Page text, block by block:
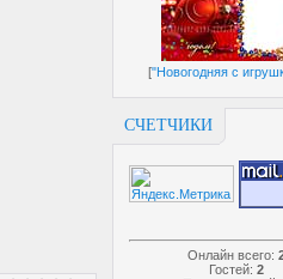
["Новогодняя с
СЧЕТЧИКИ
Онлайн всего:
Гостей: 2